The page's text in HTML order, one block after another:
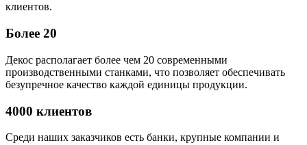
клиентов.
Более 20
Декос располагает более чем 20 современными
производственными станками, что позволяет обеспечивать
безупречное качество каждой единицы продукции.
4000 клиентов
Среди наших заказчиков есть банки, крупные компании и